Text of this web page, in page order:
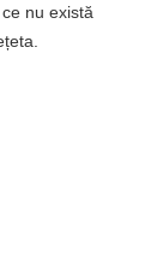
nu există